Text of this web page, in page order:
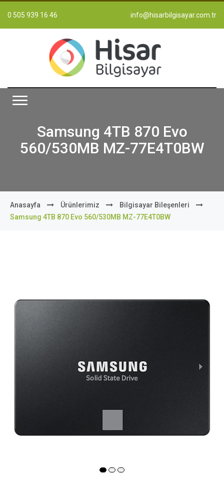
0 505 939 16 46 info@hisarbilgisayar.com.tr
Samsung 4TB 870 Evo
560/530MB MZ-77E4T0BW
Anasayfa Ürünlerimiz
Bilgisayar Bileşenleri
Samsung 4TB 870 Evo 560/530MB MZ-77E4T0BW